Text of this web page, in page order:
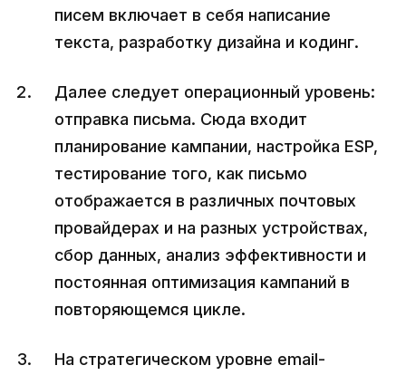
писем включает в себя написание
текста, разработку дизайна и кодинг.
Далее следует операционный уровень:
отправка письма. Сюда входит
планирование кампании, настройка ESP,
тестирование того, как письмо
отображается в различных почтовых
провайдерах и на разных устройствах,
сбор данных, анализ эффективности и
постоянная оптимизация кампаний в
повторяющемся цикле.
На стратегическом уровне email-